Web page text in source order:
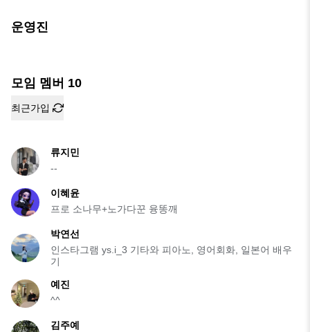
운영진
모임 멤버 10
최근가입
류지민
--
이혜윤
프로 소나무+노가다꾼 융똥깨
박연선
인스타그램 ys.i_3 기타와 피아노, 영어회화, 일본어 배우
기
예진
^^
김주예